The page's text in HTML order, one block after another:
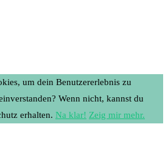
um dein Benutzererlebnis zu
Wenn nicht, kannst du
erhalten. Na klar! Zeig mir mehr.